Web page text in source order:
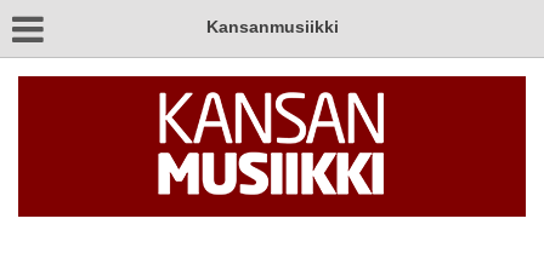
Kansanmusiikki